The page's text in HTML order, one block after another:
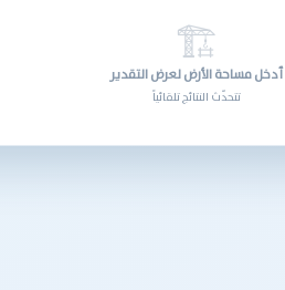
🏗
أدخل مساحة الأرض لعرض التقدير
تتحدّث النتائج تلقائياً